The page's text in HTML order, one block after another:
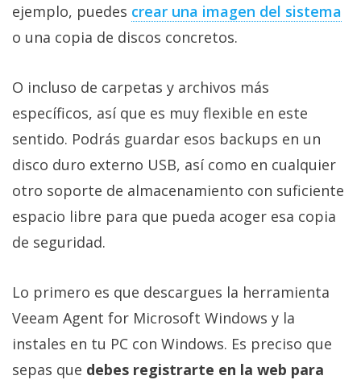
ejemplo, puedes crear una imagen del sistema‎
o una copia de discos concretos.
O incluso de carpetas y archivos más
específicos, así que es muy flexible en este
sentido. Podrás guardar esos backups en un
disco duro externo USB, así como en cualquier
otro soporte de almacenamiento con suficiente
espacio libre para que pueda acoger esa copia
de seguridad.
Lo primero es que descargues la herramienta
Veeam Agent for Microsoft Windows y la
instales en tu PC con Windows. Es preciso que
sepas que debes registrarte en la web para